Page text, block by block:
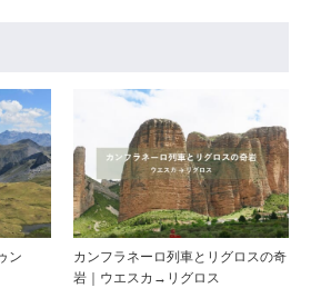
ン
カンフラネーロ列車とリグロスの奇
岩｜ウエスカ→リグロス